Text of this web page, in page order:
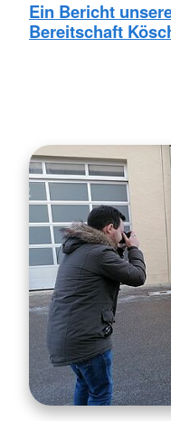
Ein Bericht
Bereitschaft